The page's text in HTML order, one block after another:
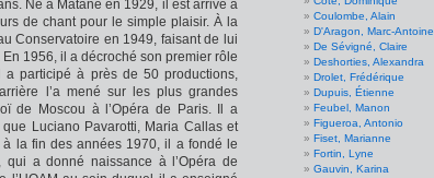
Né à Matane en 1929, il est arrivé à
de chant pour le simple plaisir. À la
Conservatoire en 1949, faisant de lui
1956, il a décroché son premier rôle
participé à près de 50 productions,
l’a mené sur les plus grandes
de Moscou à l’Opéra de Paris. Il a
Luciano Pavarotti, Maria Callas et
la fin des années 1970, il a fondé le
qui a donné naissance à l’Opéra de
Coulombe, Alain
D'Aragon, Marc-Antoine
De Sévigné, Claire
Deshorties, Alexandra
Drolet, Frédérique
Dupuis, Étienne
Feubel, Manon
Figueroa, Antonio
Fiset, Marianne
Fortin, Lyne
Gauvin, Karina